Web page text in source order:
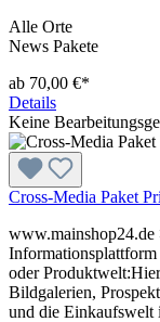
Alle Orte
News Pakete
ab 70,00 €*
Details
Keine
Cross-Media Paket
oder
Bildgalerien,
und die Einkaufswelt